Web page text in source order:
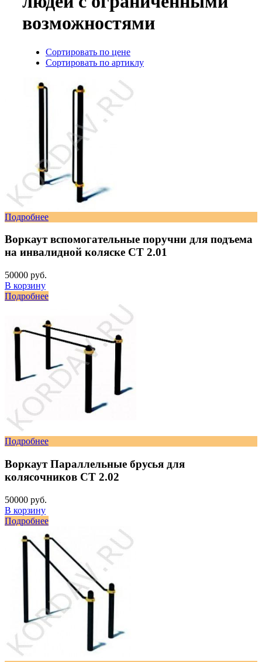
возможностями
Сортировать по цене
Сортировать по артиклу
Подробнее
Воркаут вспомогательные поручни для подъема
на инвалидной коляске СТ 2.01
50000 руб.
В корзину
Подробнее
Подробнее
Воркаут Параллельные брусья для
колясочников СТ 2.02
50000 руб.
В корзину
Подробнее